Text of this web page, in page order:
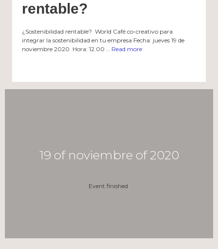
rentable?
¿Sostenibilidad rentable? World Café co-creativo para
integrar la sostenibilidad en tu empresa Fecha: jueves 19 de
noviembre 2020 Hora: 12.00 … Read more
19 of noviembre of 2020
Event finished